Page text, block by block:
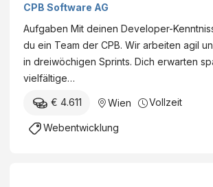
CPB Software AG
Aufgaben Mit deinen Developer-
du ein Team der CPB. Wir arbeiten agil
in dreiwöchigen Sprints. Dich erwarten
vielfältige…
€ 4.611 Wien Vollzeit
Webentwicklung